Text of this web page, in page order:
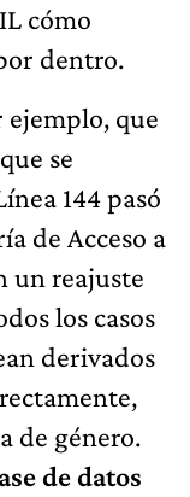
cómo
dentro.
ejemplo, que
se
144 pasó
de Acceso a
un reajuste
los casos
derivados
de género.
de datos